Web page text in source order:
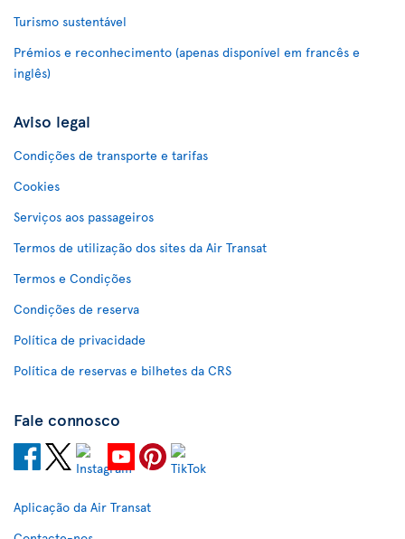
Turismo sustentável
Prémios e reconhecimento (apenas disponível em francês e
inglês)
Aviso legal
Condições de transporte e tarifas
Cookies
Serviços aos passageiros
Termos de utilização dos sites da Air Transat
Termos e Condições
Condições de reserva
Política de privacidade
Política de reservas e bilhetes da CRS
Fale connosco
Aplicação da Air Transat